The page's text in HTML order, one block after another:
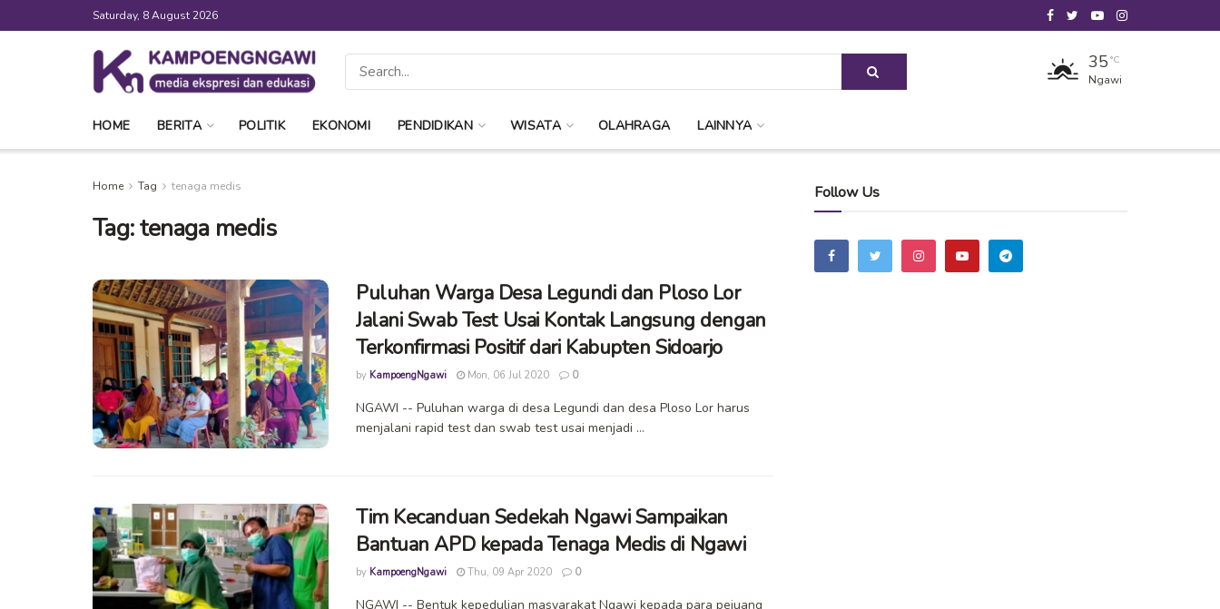
Saturday, 8 August 2026
35 °C
Ngawi
HOME BERITA POLITIK EKONOMI PENDIDIKAN WISATA OLAHRAGA LAINNYA
Home Tag tenaga medis
Tag:tenaga medis
Puluhan Warga Desa Legundi dan Ploso Lor
Jalani Swab Test Usai Kontak Langsung dengan
Terkonfirmasi Positif dari Kabupten Sidoarjo
by KampoengNgawi Mon, 06 Jul 2020 0
NGAWI -- Puluhan warga di desa Legundi dan desa Ploso Lor harus
menjalani rapid test dan swab test usai menjadi ...
Tim Kecanduan Sedekah Ngawi Sampaikan
Bantuan APD kepada Tenaga Medis di Ngawi
by KampoengNgawi Thu, 09 Apr 2020 0
NGAWI -- Bentuk kepedulian masyarakat Ngawi kepada para pejuang
Follow Us